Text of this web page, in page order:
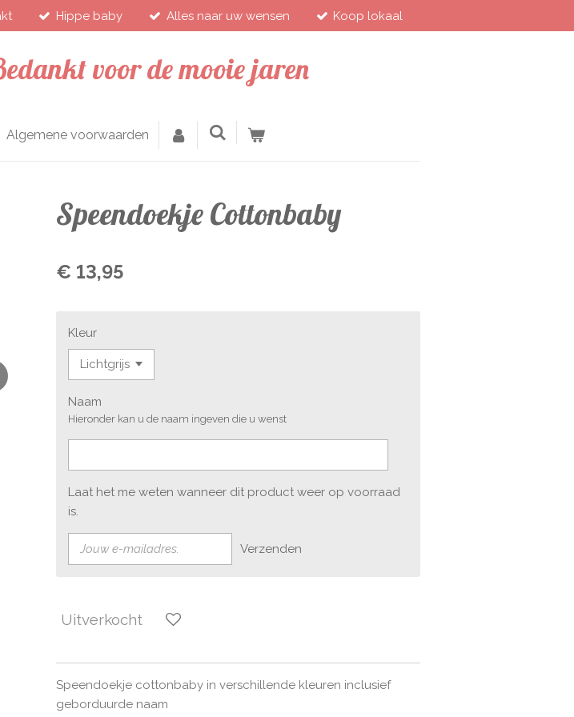
Hippe baby Alles naar uw wensen Koop lokaal
voor de mooie jaren
Algemene voorwaarden
Speendoekje Cottonbaby
€ 13,95
Kleur
Naam
Hieronder kan u de naam ingeven die u wenst
Laat het me weten wanneer dit product weer op voorraad
is.
Verzenden
Uitverkocht
Speendoekje cottonbaby in verschillende kleuren inclusief
geborduurde naam